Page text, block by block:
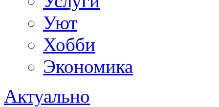
Уют
Хобби
Экономика
Актуально